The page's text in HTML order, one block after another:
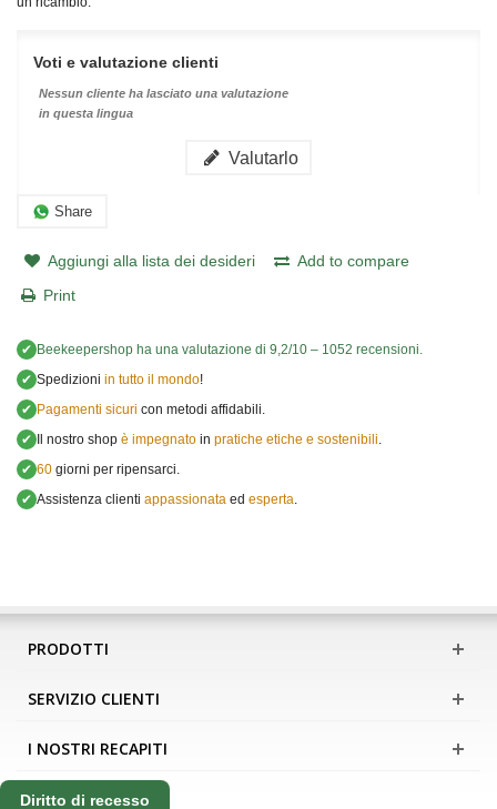
Voti e valutazione clienti
Nessun cliente ha lasciato una valutazione
in questa lingua
Valutarlo
Share
Aggiungi alla lista dei desideri
Add to compare
Print
✔ Beekeepershop ha una valutazione di 9,2/10 – 1052 recensioni.
✔ Spedizioni in tutto il mondo!
✔ Pagamenti sicuri con metodi affidabili.
✔
Il nostro shop è impegnato in pratiche etiche e sostenibili.
✔ 60 giorni per ripensarci.
✔ Assistenza clienti appassionata ed esperta.
PRODOTTI
SERVIZIO CLIENTI
I NOSTRI RECAPITI
Diritto di recesso